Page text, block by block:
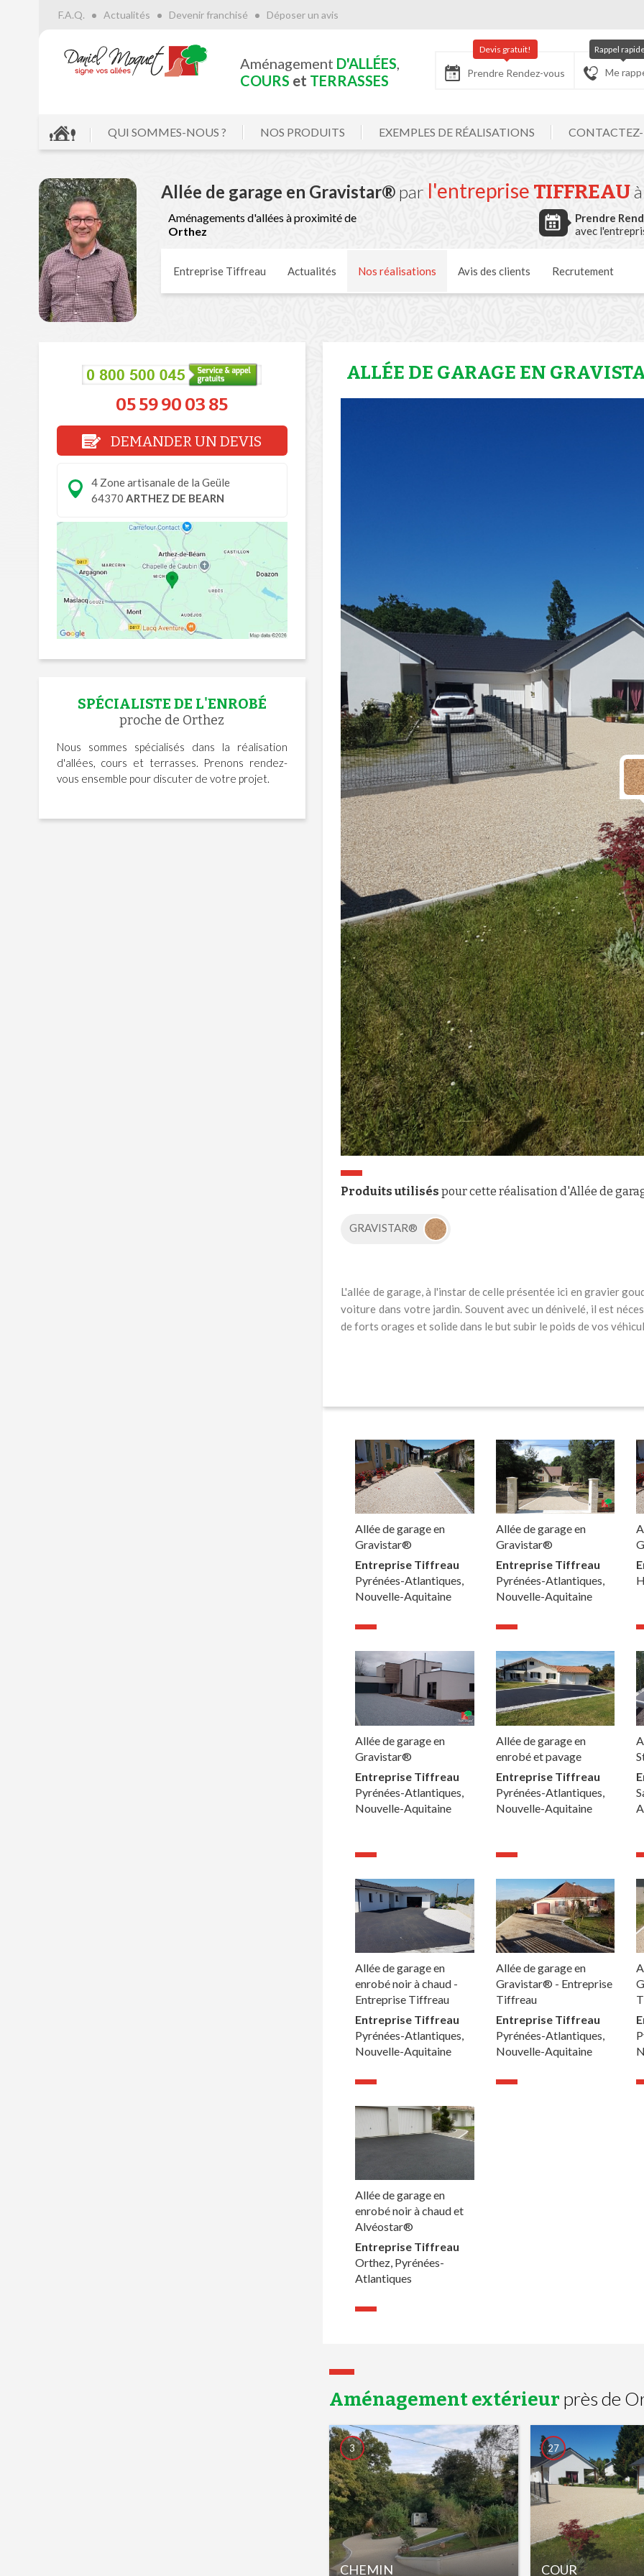
F.A.Q. Actualités Devenir franchisé Déposer un avis
Aménagement D'ALLÉES,
COURS et TERRASSES Prendre Rendez-vous
Devis gratuit!
Me
Rappel
QUI SOMMES-NOUS ? NOS PRODUITS EXEMPLES DE RÉALISATIONS
Allée de garage en Gravistar®par l'entreprise TIFFREAU
Aménagements d'allées à proximité de
Orthez
Prendre
avec
Entreprise Tiffreau Actualités Nos réalisations Avis des clients Recrutement
05 59 90 03 85
DEMANDER UN DEVIS
4 Zone artisanale de la Geüle
64370 ARTHEZ DE BEARN
SPÉCIALISTE DE L'ENROBÉ
proche de Orthez
Nous sommes spécialisés dans la réalisation
d'allées, cours et terrasses. Prenons rendez-
vous ensemble pour discuter de votre projet.
ALLÉE DE GARAGE EN
Produits utilisés pour cette réalisation d'Allée de
GRAVISTAR®
L'allée de garage, à l'instar de celle présentée ici en gravier
voiture dans votre jardin. Souvent avec un dénivelé, il est
de forts orages et solide dans le but subir le poids de vos
Allée de garage en
Gravistar®
Entreprise Tiffreau
Pyrénées-Atlantiques,
Nouvelle-Aquitaine
Allée de garage en
Gravistar®
Entreprise Tiffreau
Pyrénées-Atlantiques,
Nouvelle-Aquitaine
Allée de garage en
Gravistar®
Entreprise Tiffreau
Pyrénées-Atlantiques,
Nouvelle-Aquitaine
Allée de garage en
enrobé et pavage
Entreprise Tiffreau
Pyrénées-Atlantiques,
Nouvelle-Aquitaine
Allée de garage en
enrobé noir à chaud -
Entreprise Tiffreau
Entreprise Tiffreau
Pyrénées-Atlantiques,
Nouvelle-Aquitaine
Allée de garage en
Gravistar® - Entreprise
Tiffreau
Entreprise Tiffreau
Pyrénées-Atlantiques,
Nouvelle-Aquitaine
Allée de garage en
enrobé noir à chaud et
Alvéostar®
Entreprise Tiffreau
Orthez, Pyrénées-
Atlantiques
Aménagement extérieur près de
CHEMIN
3
COUR
27